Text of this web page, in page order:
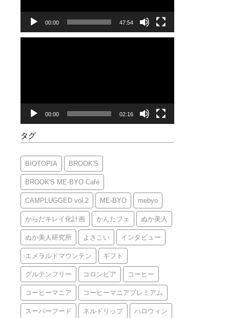
ー
00:00 47:54
ー
00:00 02:16
タグ
BIOTOPIA BROOK'S
BROOK'S ME-BYO Café
CAMPLUGGED vol.2 ME-BYO mebyo
からだキレイ化計画 かんたフェ ぬか美人
ぬか美人研究所 よさこい インタビュー
エメラルドマウンテン ギフト
グルテンフリー コロンビア コーヒー
コーヒーマニア コーヒーマニアプレミアム
スーパーフード ネルドリップ ハロウィン